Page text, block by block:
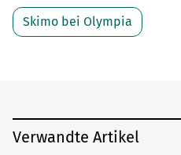
Skimo bei Olympia
Verwandte Artikel